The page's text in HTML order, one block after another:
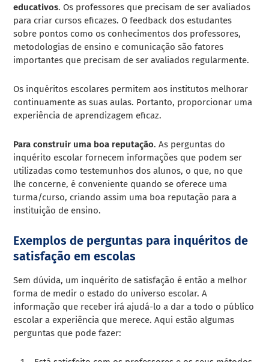
educativos. Os professores que precisam de ser avaliados
para criar cursos eficazes. O feedback dos estudantes
sobre pontos como os conhecimentos dos professores,
metodologias de ensino e comunicação são fatores
importantes que precisam de ser avaliados regularmente.
Os inquéritos escolares permitem aos institutos melhorar
continuamente as suas aulas. Portanto, proporcionar uma
experiência de aprendizagem eficaz.
Para construir uma boa reputação. As perguntas do
inquérito escolar fornecem informações que podem ser
utilizadas como testemunhos dos alunos, o que, no que
lhe concerne, é conveniente quando se oferece uma
turma/curso, criando assim uma boa reputação para a
instituição de ensino.
Exemplos de perguntas para inquéritos de
satisfação em escolas
Sem dúvida, um inquérito de satisfação é então a melhor
forma de medir o estado do universo escolar. A
informação que receber irá ajudá-lo a dar a todo o público
escolar a experiência que merece. Aqui estão algumas
perguntas que pode fazer: